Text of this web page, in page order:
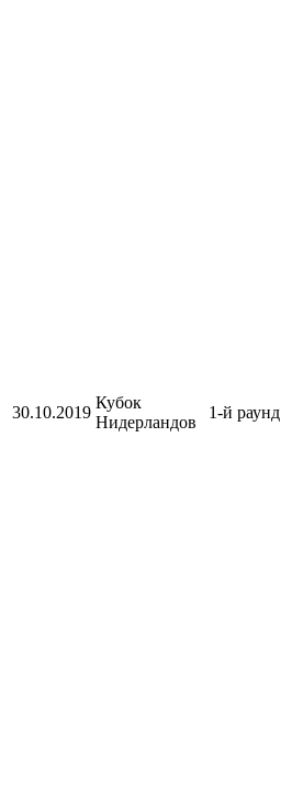
30.10.2019
Кубок
Нидерландов
1-й раунд